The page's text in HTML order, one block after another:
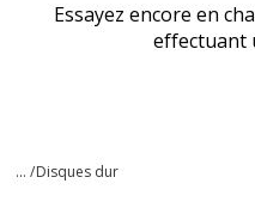
Essayez encore en
effectuant
... /Disques dur